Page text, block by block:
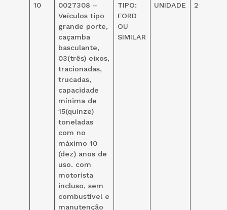
10
0027308 –
Veículos tipo
grande porte,
caçamba
basculante,
03(três) eixos,
tracionadas,
trucadas,
capacidade
mínima de
15(quinze)
toneladas
com no
máximo 10
(dez) anos de
uso. com
motorista
incluso, sem
combustível e
manutenção
TIPO:
FORD
OU
SIMILAR
UNIDADE 24,00